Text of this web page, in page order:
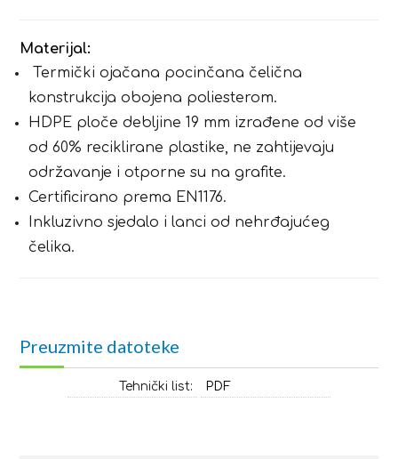
Materijal:
Termički ojačana pocinčana čelična
konstrukcija obojena poliesterom.
HDPE ploče debljine 19 mm izrađene od više
od 60% reciklirane plastike, ne zahtijevaju
održavanje i otporne su na grafite.
Certificirano prema EN1176.
Inkluzivno sjedalo i lanci od nehrđajućeg
čelika.
Preuzmite datoteke
Tehnički list: PDF